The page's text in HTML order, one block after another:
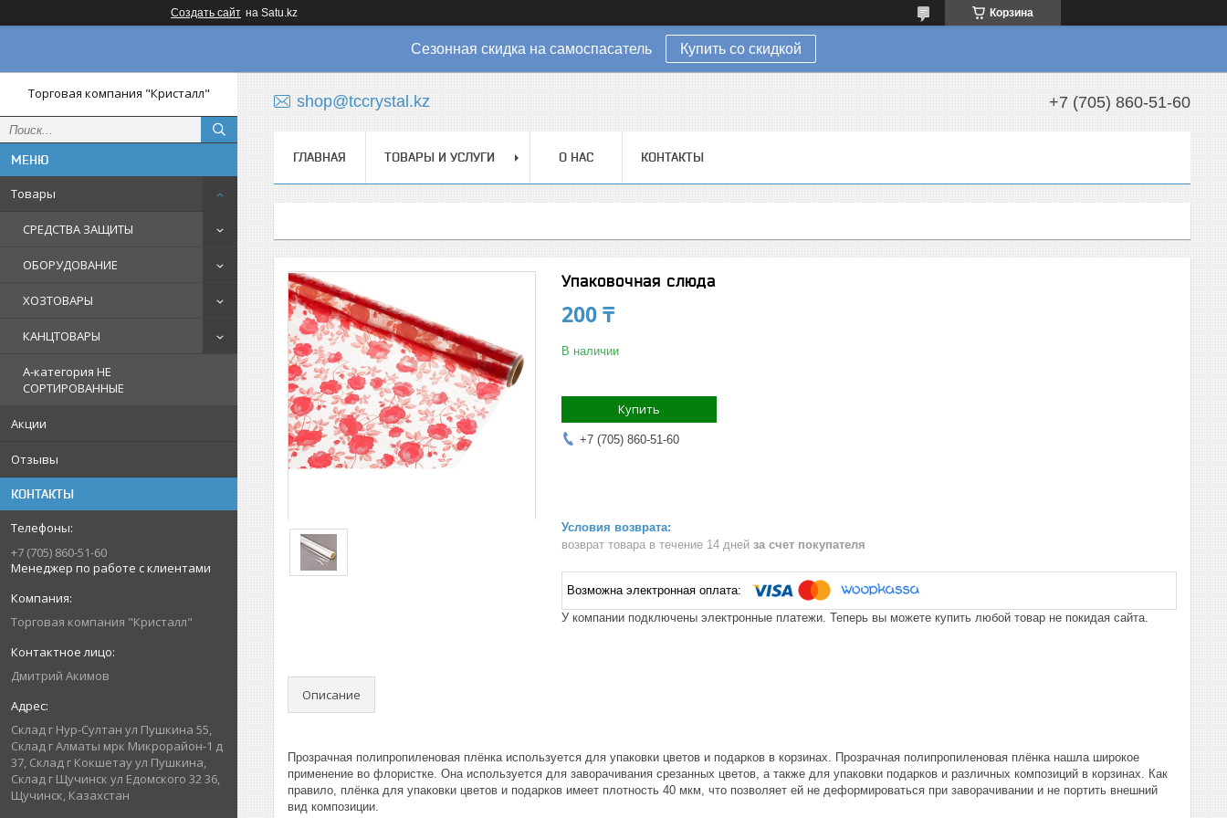
Создать сайт на Satu.kz Корзина
Сезонная скидка на самоспасатель Купить со скидкой
Торговая компания "Кристалл"
Товары
СРЕДСТВА ЗАЩИТЫ
ОБОРУДОВАНИЕ
ХОЗТОВАРЫ
КАНЦТОВАРЫ
A-категория НЕ
СОРТИРОВАННЫЕ
Акции
Отзывы
КОНТАКТЫ
+7 (705) 860-51-60
Менеджер по работе с клиентами
Торговая компания "Кристалл"
Дмитрий Акимов
Склад г Нур-Султан ул Пушкина 55,
Склад г Алматы мрк Микрорайон-1 д
37, Склад г Кокшетау ул Пушкина,
Склад г Щучинск ул Едомского 32 36,
Щучинск, Казахстан
shop@tccrystal.kz +7 (705) 860-51-60
ГЛАВНАЯ ТОВАРЫ И УСЛУГИ О НАС КОНТАКТЫ
Упаковочная слюда
200 ₸
В наличии
Купить
+7 (705) 860-51-60
возврат товара в течение 14 дней за счет покупателя
У компании подключены электронные платежи. Теперь вы можете купить любой товар не покидая сайта.
Описание
Прозрачная полипропиленовая плёнка используется для упаковки цветов и подарков в корзинах. Прозрачная полипропиленовая плёнка нашла широкое
применение во флористке. Она используется для заворачивания срезанных цветов, а также для упаковки подарков и различных композиций в корзинах. Как
правило, плёнка для упаковки цветов и подарков имеет плотность 40 мкм, что позволяет ей не деформироваться при заворачивании и не портить внешний
вид композиции.